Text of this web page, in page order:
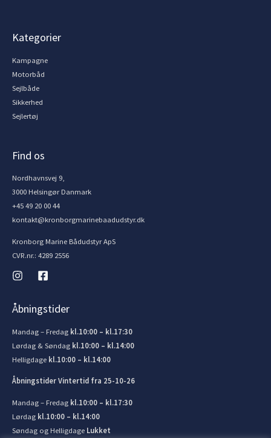
Kategorier
Kampagne
Motorbåd
Sejlbåde
Sikkerhed
Sejlertøj
Find os
Nordhavnsvej 9,
3000 Helsingør Danmark
+45 49 20 00 44
kontakt@kronborgmarinebaadudstyr.dk
Kronborg Marine Bådudstyr ApS
CVR.nr.: 4289 2556
Åbningstider
Mandag – Fredag kl.10:00 – kl.17:30
Lørdag & Søndag kl.10:00 – kl.14:00
Helligdage kl.10:00 – kl.14:00
Åbningstider Vintertid fra 25-10-26
Mandag – Fredag kl.10:00 – kl.17:30
Lørdag kl.10:00 – kl.14:00
Søndag og Helligdage Lukket